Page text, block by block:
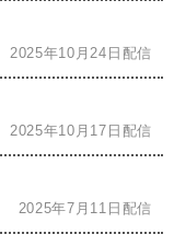
2025年10月24日配信
2025年10月17日配信
2025年7月11日配信